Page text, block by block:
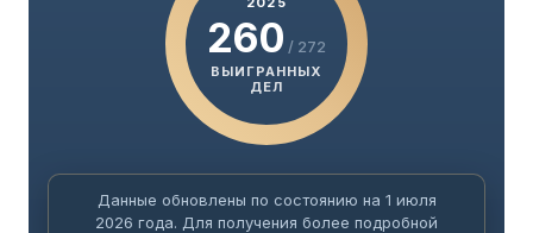
260 / 272
ВЫИГРАННЫХ
ДЕЛ
Данные обновлены по состоянию на 1 июля
2026 года. Для получения более подробной